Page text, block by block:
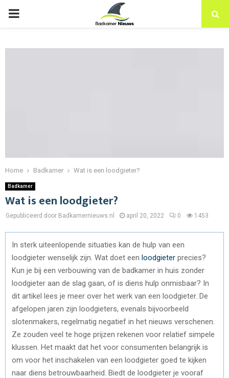
PRIMARY
Home Badkamer Wat is een loodgieter?
Badkamer
Wat is een loodgieter?
Gepubliceerd door Badkamernieuws.nl april 20, 2022 0 1453
In sterk uiteenlopende situaties kan de hulp van een
loodgieter wenselijk zijn. Wat doet een loodgieter precies?
Kun je bij een verbouwing van de badkamer in huis zonder
loodgieter aan de slag gaan, of is diens hulp onmisbaar? In
dit artikel lees je meer over het werk van een loodgieter. De
afgelopen jaren zijn loodgieters, evenals bijvoorbeeld
slotenmakers, regelmatig negatief in het nieuws verschenen.
Ze zouden veel te hoge prijzen rekenen voor relatief simpele
klussen. Het maakt dat het voor consumenten belangrijk is
om voor het inschakelen van een loodgieter goed te kijken
naar diens betrouwbaarheid. Biedt de loodgieter je vooraf